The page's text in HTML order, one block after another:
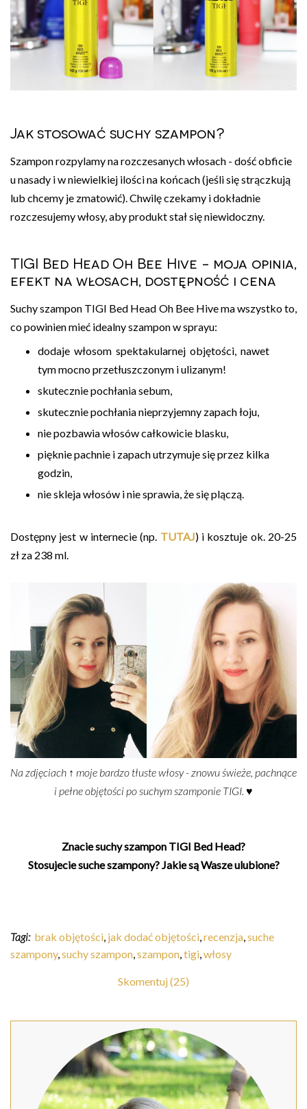
Jak stosować suchy szampon?
Szampon rozpylamy na rozczesanych włosach - dość obficie
u nasady i w niewielkiej ilości na końcach (jeśli się strączkują
lub chcemy je zmatowić). Chwilę czekamy i dokładnie
rozczesujemy włosy, aby produkt stał się niewidoczny.
TIGI Bed Head Oh Bee Hive - moja opinia,
efekt na włosach, dostępność i cena
Suchy szampon TIGI Bed Head Oh Bee Hive ma wszystko to,
co powinien mieć idealny szampon w sprayu:
dodaje włosom spektakularnej objętości, nawet
tym mocno przetłuszczonym i ulizanym!
skutecznie pochłania sebum,
skutecznie pochłania nieprzyjemny zapach łoju,
nie pozbawia włosów całkowicie blasku,
pięknie pachnie i zapach utrzymuje się przez kilka
godzin,
nie skleja włosów i nie sprawia, że się plączą.
Dostępny jest w internecie (np. TUTAJ) i kosztuje ok. 20-25
zł za 238 ml.
Na zdjęciach ↑ moje bardzo tłuste włosy - znowu świeże, pachnące
i pełne objętości po suchym szamponie TIGI. ♥
Znacie suchy szampon TIGI Bed Head?
Stosujecie suche szampony? Jakie są Wasze ulubione?
Tagi: brak objętości, jak dodać objętości,recenzja,suche
szampony,suchy szampon,szampon,tigi,włosy
Skomentuj (25)